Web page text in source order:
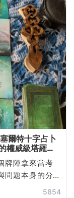
爾特十字占卜
權威級塔羅師
牌陣拿來當考
問題本身的分
的經典地位...5854